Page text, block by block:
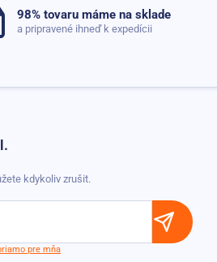
98% tovaru máme na sklade
a pripravené ihneď k expedícii
kdykoliv zrušit.
pre mňa